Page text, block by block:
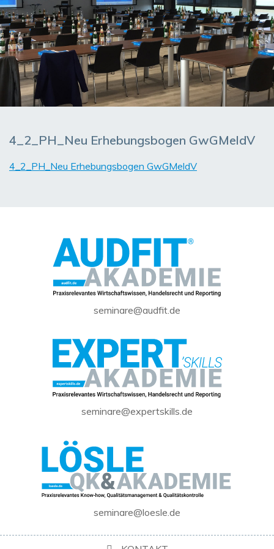
4_2_PH_Neu Erhebungsbogen GwGMeldV
4_2_PH_Neu Erhebungsbogen GwGMeldV
seminare@audfit.de
seminare@expertskills.de
seminare@loesle.de